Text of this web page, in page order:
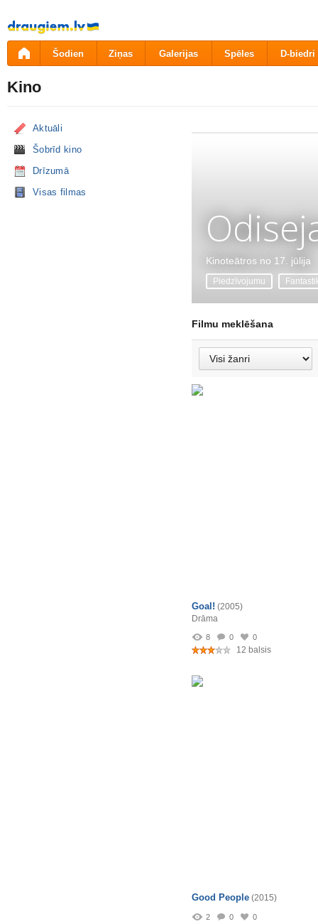
Pāriet
uz
saturu
Šodien Ziņas Galerijas Spēles D-biedri
Kino
Aktuāli
Šobrīd kino
Drīzumā
Visas filmas
Kinoteātros no 17. jūlija
Piedzīvojumu
Filmu meklēšana
Goal! (2005)
Drāma
8 0 0
12 balsis
Good People (2015)
2 0 0